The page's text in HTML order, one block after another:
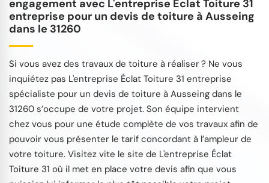
engagement avec L'entreprise Éclat Toiture 31
entreprise pour un devis de toiture à Ausseing
dans le 31260
Si vous avez des travaux de toiture à réaliser ? Ne vous
inquiétez pas L'entreprise Éclat Toiture 31 entreprise
spécialiste pour un devis de toiture à Ausseing dans le
31260 s’occupe de votre projet. Son équipe intervient
chez vous pour une étude complète de vos travaux afin de
pouvoir vous présenter le tarif concordant à l’ampleur de
votre toiture. Visitez vite le site de L'entreprise Éclat
Toiture 31 où il met en place votre devis afin que vous